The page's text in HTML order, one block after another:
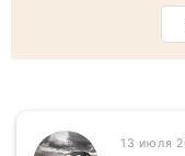
13 июля